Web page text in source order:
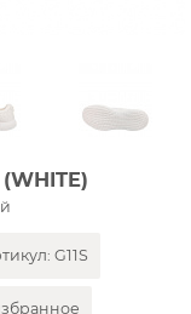
G11S